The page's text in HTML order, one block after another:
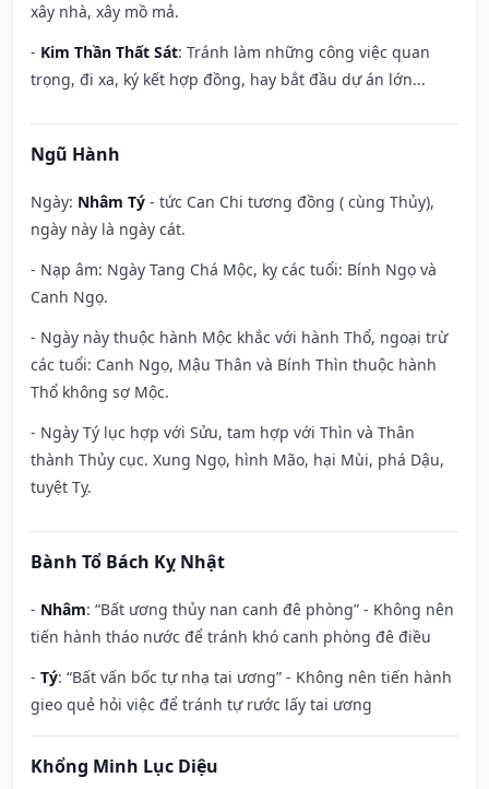
xây nhà, xây mồ mả.
- Kim Thần Thất Sát: Tránh làm những công việc quan
trọng, đi xa, ký kết hợp đồng, hay bắt đầu dự án lớn...
Ngũ Hành
Ngày: Nhâm Tý - tức Can Chi tương đồng ( cùng Thủy),
ngày này là ngày cát.
- Nạp âm: Ngày Tang Chá Mộc, kỵ các tuổi: Bính Ngọ và
Canh Ngọ.
- Ngày này thuộc hành Mộc khắc với hành Thổ, ngoại trừ
các tuổi: Canh Ngọ, Mậu Thân và Bính Thìn thuộc hành
Thổ không sợ Mộc.
- Ngày Tý lục hợp với Sửu, tam hợp với Thìn và Thân
thành Thủy cục. Xung Ngọ, hình Mão, hại Mùi, phá Dậu,
tuyệt Tỵ.
Bành Tổ Bách Kỵ Nhật
- Nhâm: “Bất ương thủy nan canh đê phòng” - Không nên
tiến hành tháo nước để tránh khó canh phòng đê điều
- Tý: “Bất vấn bốc tự nhạ tai ương” - Không nên tiến hành
gieo quẻ hỏi việc để tránh tự rước lấy tai ương
Khổng Minh Lục Diệu